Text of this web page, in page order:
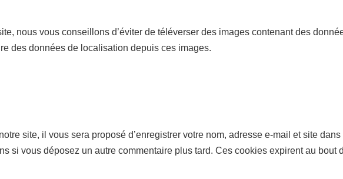
nous vous conseillons d’éviter de téléverser des images contenant des
des données de localisation depuis ces images.
site, il vous sera proposé d’enregistrer votre nom, adresse e-mail et site
si vous déposez un autre commentaire plus tard. Ces cookies expirent au bout